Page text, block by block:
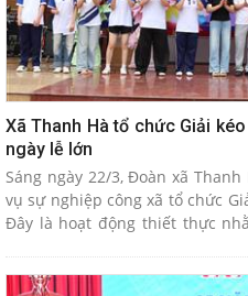
Xã Thanh Hà tổ chức Giải
ngày lễ lớn
Sáng ngày 22/3, Đoàn xã
vụ sự nghiệp công xã tổ chức
Đây là hoạt động thiết thực
(26/3/1931 – 26/3/2026) và 80